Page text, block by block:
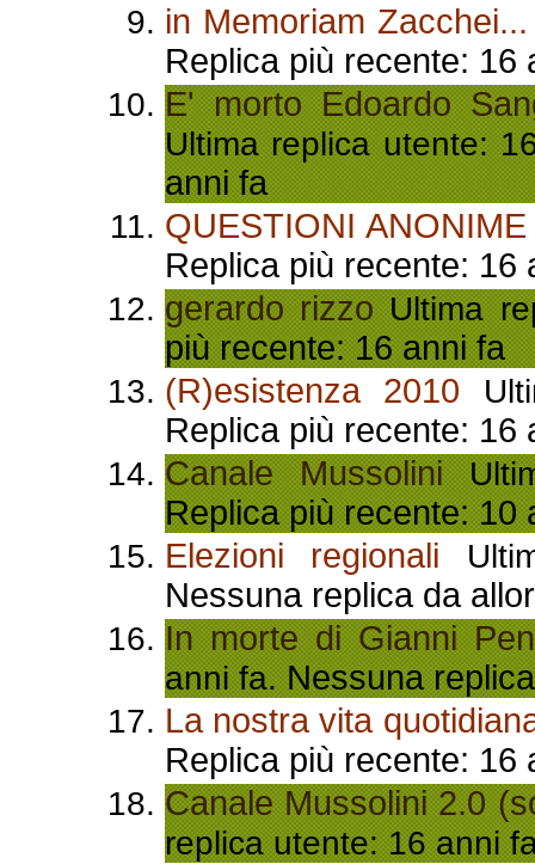
in Memoriam Zacchei...
Replica più recente: 16
E' morto Edoardo
Ultima replica utente:
anni fa
QUESTIONI ANONIME
Replica più recente: 16
gerardo rizzo Ultima
più recente: 16 anni fa
(R)esistenza 2010
Replica più recente: 16
Canale Mussolini
Replica più recente: 10
Elezioni regionali
Nessuna replica da
In morte di Gianni
anni fa. Nessuna
La nostra vita
Replica più recente: 16
Canale Mussolini 2.0
replica utente: 16 anni